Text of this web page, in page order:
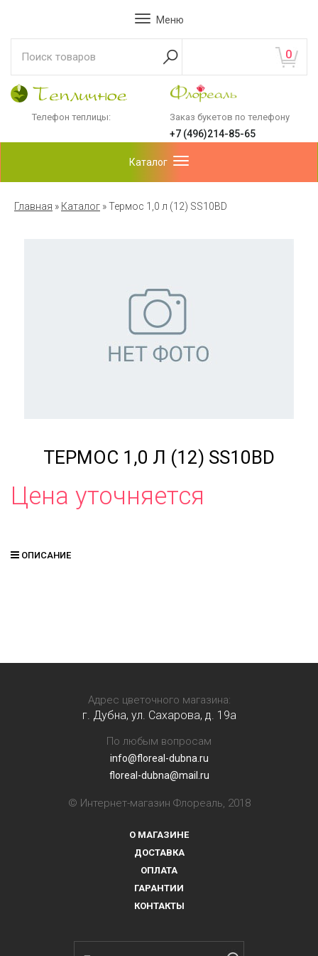
Меню
0
Телефон теплицы: Заказ букетов по телефону
+7 (496)214-85-65
Каталог
Главная » Каталог »Термос 1,0 л (12) SS10BD
ТЕРМОС 1,0 Л (12) SS10BD
Цена уточняется
ОПИСАНИЕ
Адрес цветочного магазина:
г. Дубна, ул. Сахарова, д. 19a
По любым вопросам
info@floreal-dubna.ru
floreal-dubna@mail.ru
© Интернет-магазин Флореаль, 2018
О МАГАЗИНЕ
ДОСТАВКА
ОПЛАТА
ГАРАНТИИ
КОНТАКТЫ